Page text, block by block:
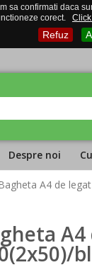
confirmati
corect.
Refuz
Despre noi
A4 de